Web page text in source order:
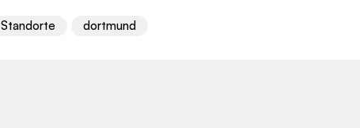
Standorte dortmund